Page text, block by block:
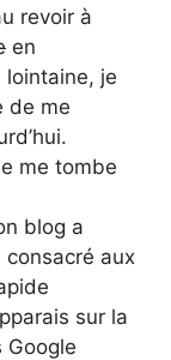
revoir à
en
je
de me
me tombe
blog a
consacré aux
sur la
Google